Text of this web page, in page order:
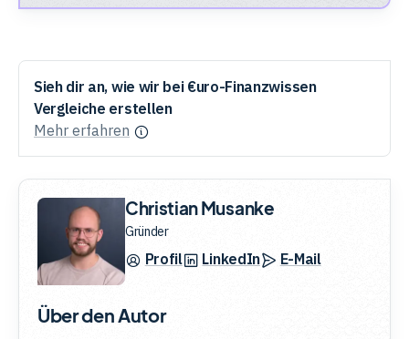
Sieh dir an, wie wir bei €uro-Finanzwissen
Vergleiche erstellen
Mehr erfahren
Christian Musanke
Gründer
Profil LinkedIn E-Mail
Über den Autor